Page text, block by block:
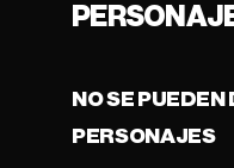
NO SE
PERSONAJES